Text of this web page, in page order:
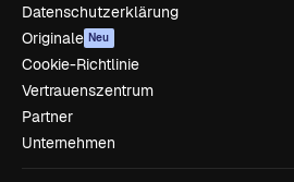
Datenschutzerklärung
Originale Neu
Cookie-Richtlinie
Vertrauenszentrum
Partner
Unternehmen